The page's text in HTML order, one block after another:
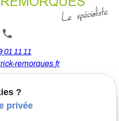
01 11 11
remorques.fr
Division Leclerc
?
privée